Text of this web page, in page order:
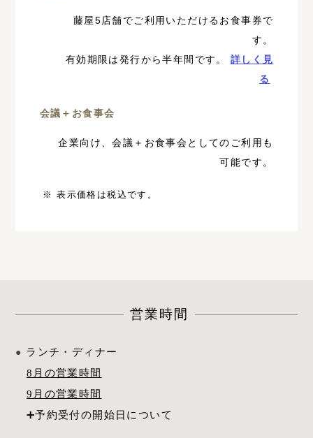
藤屋5店舗でご利用いただけるお食事券で
す。
有効期限は発行から半年間です。
詳しく見
る
会議＋お食事会
企業向け、会議＋お食事会としてのご利用も
可能です。
※ 表示価格は税込です。
営業時間
ランチ・ディナー
8月の営業時間
9月の営業時間